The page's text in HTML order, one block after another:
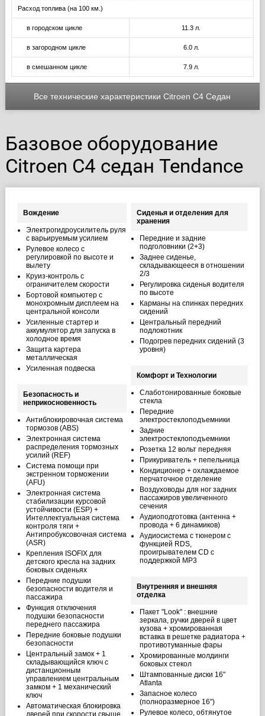
Расход топлива (на 100 км.)
в городском цикле 11.3 л.
в загородном цикле 6.0 л.
в смешанном цикле 7.9 л.
Все технические характеристики Citroen C4 Седан
Базовое оборудование
Citroen C4 седан Tendance
Вождение
Электрогидроусилитель руля
с варьируемым усилием
Рулевое колесо с
регулировкой по высоте и
вылету
Круиз-контроль с
ограничителем скорости
Бортовой компьютер с
монохромным дисплеем на
центральной консоли
Усиленные стартер и
аккумулятор для запуска в
холодное время
Защита картера
металлическая
Усиленная подвеска
Безопасность и
неприкосновенность
Антиблокировочная система
тормозов (ABS)
Электронная система
распределения тормозных
усилий (REF)
Система помощи при
экстренном торможении
(AFU)
Электронная система
стабилизации курсовой
устойчивости (ESP) +
Интеллектуальная система
контроля тяги +
Антипробуксовочная система
(ASR)
Крепления ISOFIX для
детского кресла на задних
боковых сиденьях
Передние подушки
безопасности водителя и
пассажира
Функция отключения
подушки безопасности
переднего пассажира
Передние боковые подушки
безопасности
Центральный замок + 1
складывающийся ключ с
дистанционным
управлением центральным
замком + 1 механический
ключ
Автоматическая блокировка
дверей при скорости свыше
Сиденья и отделения для
хранения
Передние и задние
подголовники (2+3)
Заднее сиденье,
складывающееся в отношении
2/3
Регулировка сиденья водителя
по высоте
Карманы на спинках передних
сидений
Центральный передний
подлокотник
Подогрев передних сидений (3
уровня)
Комфорт и Технологии
Слаботонированные боковые
стекла
Передние
электростеклоподъемники
Задние
электростеклоподъемники
Розетка 12 вольт передняя
Прикуриватель + пепельница
Кондиционер + охлаждаемое
перчаточное отделение
Воздуховоды для ног задних
пассажиров увеличенного
сечения
Аудиоподготовка (антенна +
провода + 6 динамиков)
Аудиосистема с тюнером c
функцией RDS,
проигрывателем CD с
поддержкой MP3
Внутренняя и внешняя
отделка
Пакет "Look" : внешние
зеркала, ручки дверей в цвет
кузова + хромированная
вставка в решетке радиатора +
противотуманные фары
Хромированные молдинги
боковых стекол
Штампованные диски 16"
Atlanta
Запасное колесо
(полноразмерное 16")
Рулевое колесо, обтянутое